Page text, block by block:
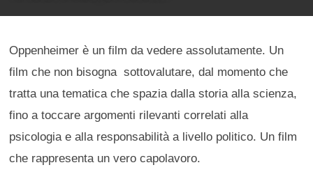
Oppenheimer è un film da vedere assolutamente. Un
film che non bisogna sottovalutare, dal momento che
tratta una tematica che spazia dalla storia alla scienza,
fino a toccare argomenti rilevanti correlati alla
psicologia e alla responsabilità a livello politico. Un film
che rappresenta un vero capolavoro.